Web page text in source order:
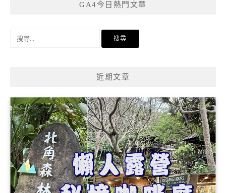
GA4今日熱門文章
近期文章